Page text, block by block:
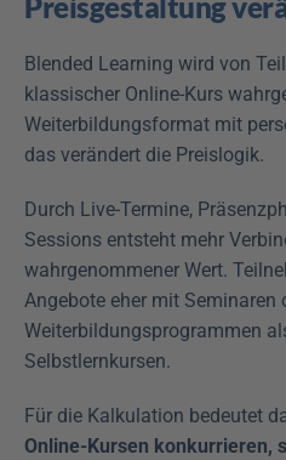
Preisgestaltung
Blended Learning wird von
klassischer Online-Kurs
Weiterbildungsformat mit
das verändert die Preislogik.
Durch Live-Termine,
Sessions entsteht mehr
wahrgenommener Wert.
Angebote eher mit Seminaren
Weiterbildungsprogrammen
Selbstlernkursen.
Für die Kalkulation bedeutet
Online-Kursen konkurrieren,